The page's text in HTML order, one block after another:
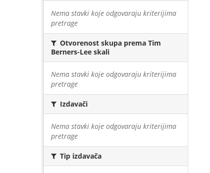
Nema stavki koje odgovaraju kriterijima
pretrage
Otvorenost skupa prema Tim
Berners-Lee skali
Nema stavki koje odgovaraju kriterijima
pretrage
Izdavači
Nema stavki koje odgovaraju kriterijima
pretrage
Tip izdavača